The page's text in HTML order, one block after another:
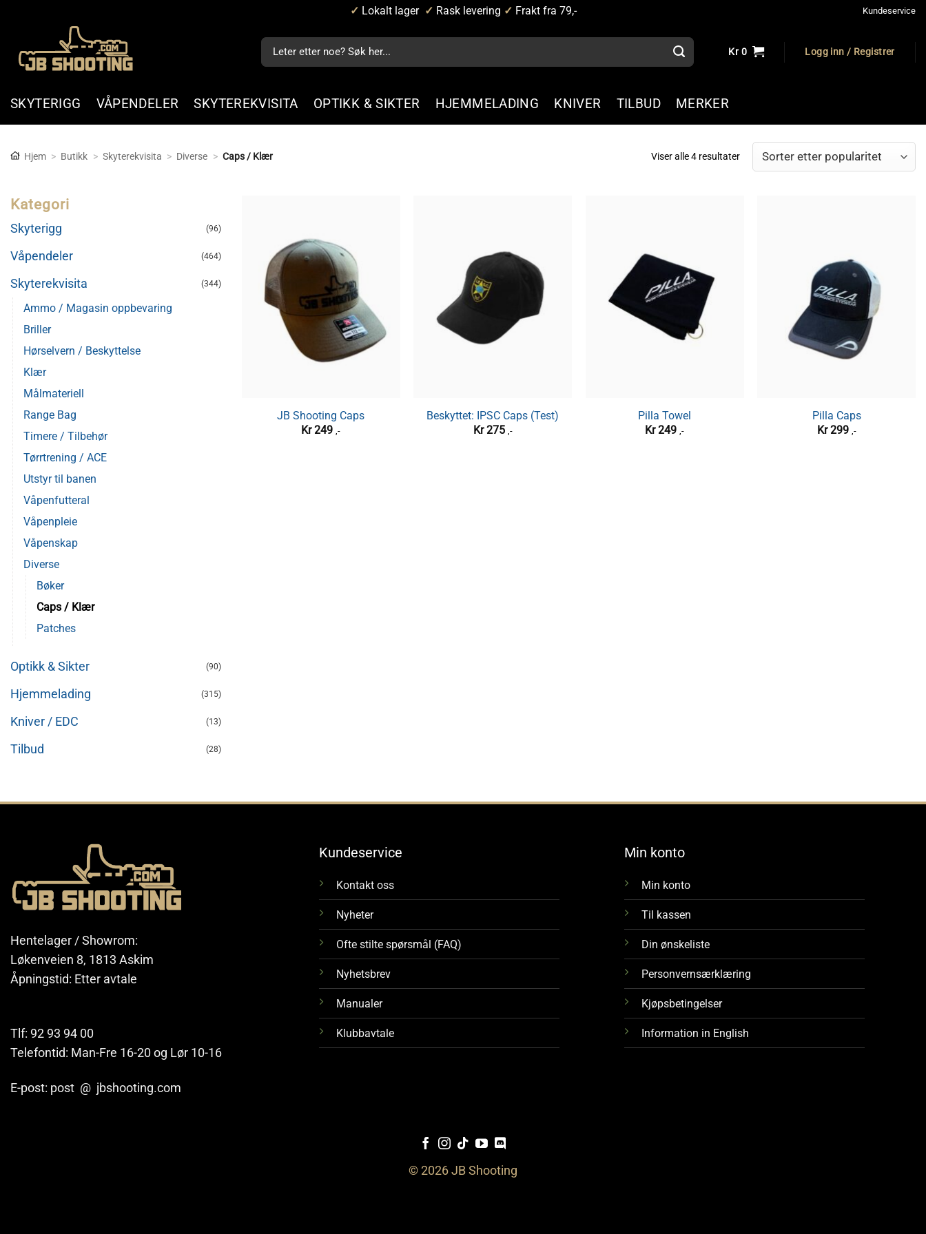
content
✓ Lokalt lager ✓ Rask levering ✓ Frakt fra 79,- Kundeservice
Søk
etter:
Kr0 Logg inn / Registrer
SKYTERIGG VÅPENDELER SKYTEREKVISITA OPTIKK & SIKTER HJEMMELADING KNIVER TILBUD MERKER
Hjem > Butikk > Skyterekvisita > Diverse > Caps / Klær Viser alle 4 resultaterSortert
etter
Kategori
Skyterigg (96)
Våpendeler (464)
Skyterekvisita (344)
Ammo / Magasin oppbevaring
Briller
Hørselvern / Beskyttelse
Klær
Målmateriell
Range Bag
Timere / Tilbehør
Tørrtrening / ACE
Utstyr til banen
Våpenfutteral
Våpenpleie
Våpenskap
Diverse
Bøker
Caps / Klær
Patches
Optikk & Sikter (90)
Hjemmelading (315)
Kniver / EDC (13)
Tilbud (28)
JB Shooting Caps
Kr249 ,-
Beskyttet: IPSC Caps (Test)
Kr275 ,-
Pilla Towel
Kr249 ,-
Pilla Caps
Kr299 ,-
Hentelager / Showrom:
Løkenveien 8, 1813 Askim
Åpningstid: Etter avtale
Tlf: 92 93 94 00
Telefontid: Man-Fre 16-20 og Lør 10-16
E-post: post @ jbshooting.com
Kundeservice
Kontakt oss
Nyheter
Ofte stilte spørsmål (FAQ)
Nyhetsbrev
Manualer
Klubbavtale
Min konto
Min konto
Til kassen
Din ønskeliste
Personvernsærklæring
Kjøpsbetingelser
Information in English
© 2026 JB Shooting